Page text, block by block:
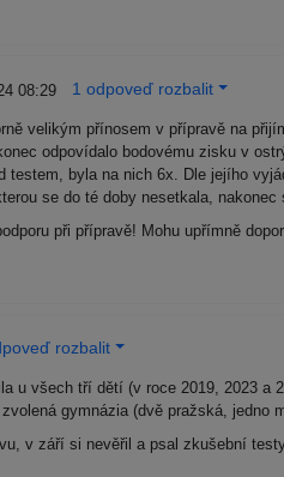
08:29 1 odpoveď rozbalit
velikým přínosem v přípravě na
odpovídalo bodovému zisku v
testem, byla na nich 6x. Dle jejího
se do té doby nesetkala,
při přípravě! Mohu upřímně
rozbalit
u všech tří dětí (v roce 2019, 2023 a
gymnázia (dvě pražská, jedno
v září si nevěřil a psal zkušební